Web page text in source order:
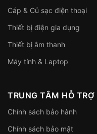
Cáp & Củ sạc điện thoại
Thiết bị điện gia dụng
Thiết bị âm thanh
Máy tính & Laptop
TRUNG TÂM HỖ TRỢ
Chính sách bảo hành
Chính sách bảo mật